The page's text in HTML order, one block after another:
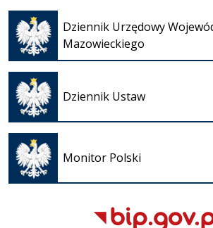
Dziennik Urzędowy
Mazowieckiego
Otwiera
się w
nowej
karcie
Dziennik Ustaw
Otwiera
się w
nowej
karcie
Monitor Polski
Otwiera
się w
nowej
karcie